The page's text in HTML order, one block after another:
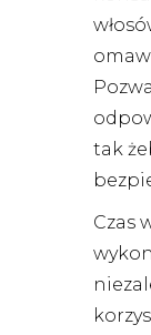
tak
Czas